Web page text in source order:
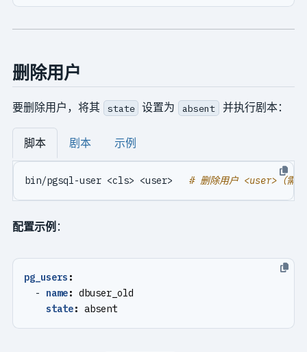
删除用户
要删除用户，将其 state 设置为 absent 并执行剧本：
脚本 剧本 示例
bin/pgsql-user <cls> <user> # 删除用户 <user>（需
配置示例 ：
pg_users :
- name: dbuser_old
state: absent